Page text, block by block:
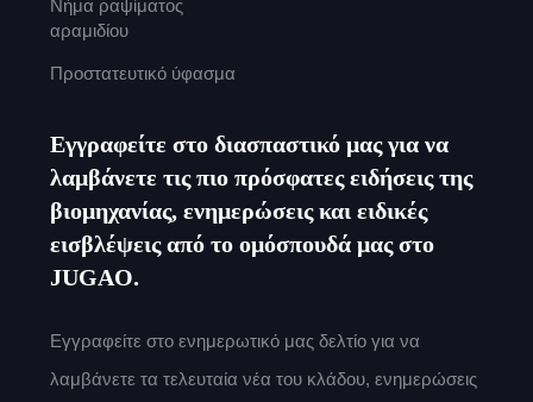
Νήμα ραψίματος
αραμιδίου
Προστατευτικό ύφασμα
Εγγραφείτε στο διασπαστικό μας για να
λαμβάνετε τις πιο πρόσφατες ειδήσεις της
βιομηχανίας, ενημερώσεις και ειδικές
εισβλέψεις από το ομόσπουδά μας στο
JUGAO.
Εγγραφείτε στο ενημερωτικό μας δελτίο για να
λαμβάνετε τα τελευταία νέα του κλάδου, ενημερώσεις